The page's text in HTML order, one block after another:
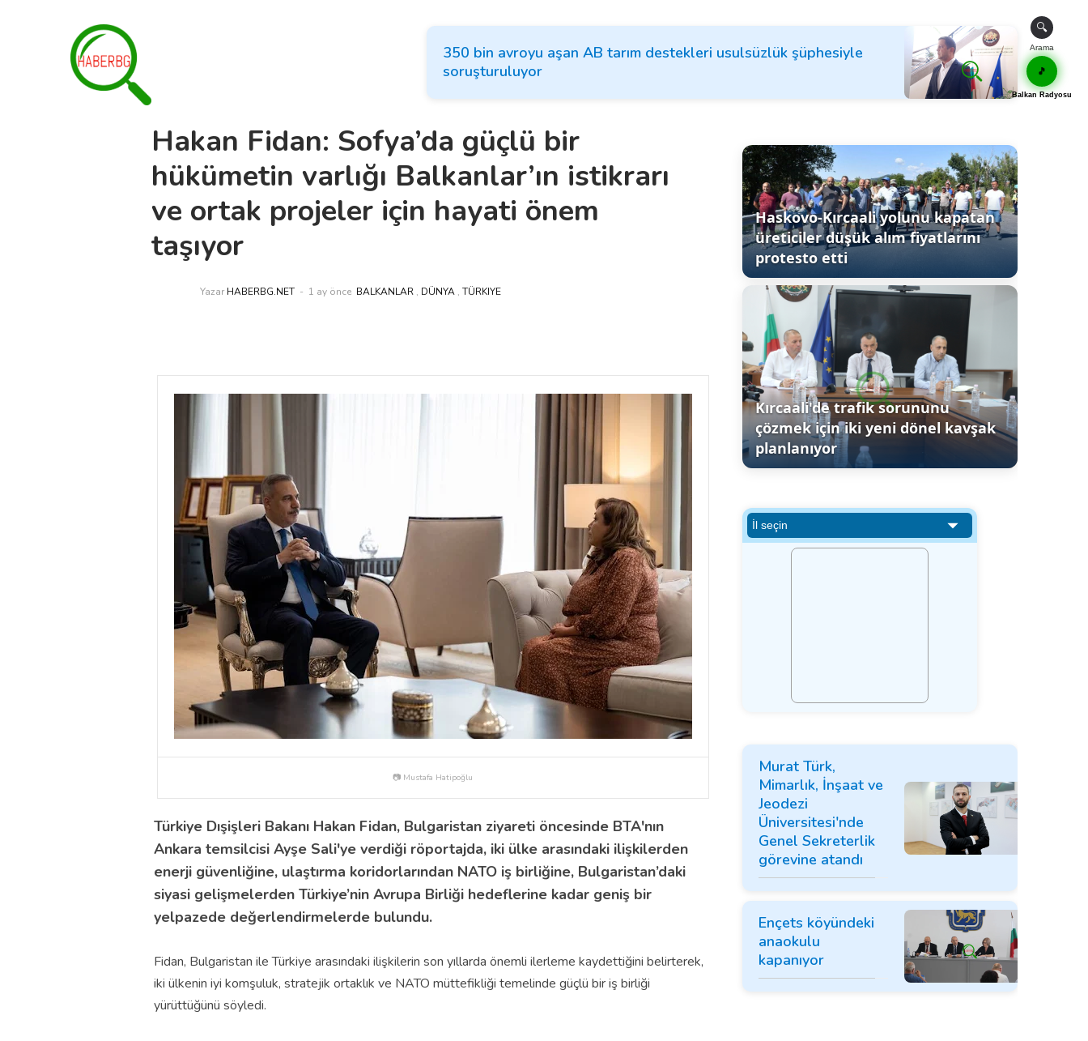
350 bin avroyu aşan AB tarım destekleri usulsüzlük şüphesiyle
soruşturuluyor
Hakan Fidan: Sofya’da güçlü bir
hükümetin varlığı Balkanlar’ın istikrarı
ve ortak projeler için hayati önem
taşıyor
Yazar HABERBG.NET 1 ay önce BALKANLAR , DÜNYA , TÜRKIYE
📷 Mustafa Hatipoğlu
Türkiye Dışişleri Bakanı Hakan Fidan, Bulgaristan ziyareti öncesinde BTA'nın
Ankara temsilcisi Ayşe Sali'ye verdiği röportajda, iki ülke arasındaki ilişkilerden
enerji güvenliğine, ulaştırma koridorlarından NATO iş birliğine, Bulgaristan’daki
siyasi gelişmelerden Türkiye’nin Avrupa Birliği hedeflerine kadar geniş bir
yelpazede değerlendirmelerde bulundu.
Fidan, Bulgaristan ile Türkiye arasındaki ilişkilerin son yıllarda önemli ilerleme kaydettiğini belirterek,
iki ülkenin iyi komşuluk, stratejik ortaklık ve NATO müttefikliği temelinde güçlü bir iş birliği
yürüttüğünü söyledi.
Haskovo-Kırcaali yolunu kapatan
üreticiler düşük alım fiyatlarını
protesto etti
Kırcaali'de trafik sorununu
çözmek için iki yeni dönel kavşak
planlanıyor
Murat Türk,
Mimarlık, İnşaat ve
Jeodezi
Üniversitesi'nde
Genel Sekreterlik
görevine atandı
Ençets köyündeki
anaokulu
kapanıyor
🔍
Arama
🎵
Balkan Radyosu